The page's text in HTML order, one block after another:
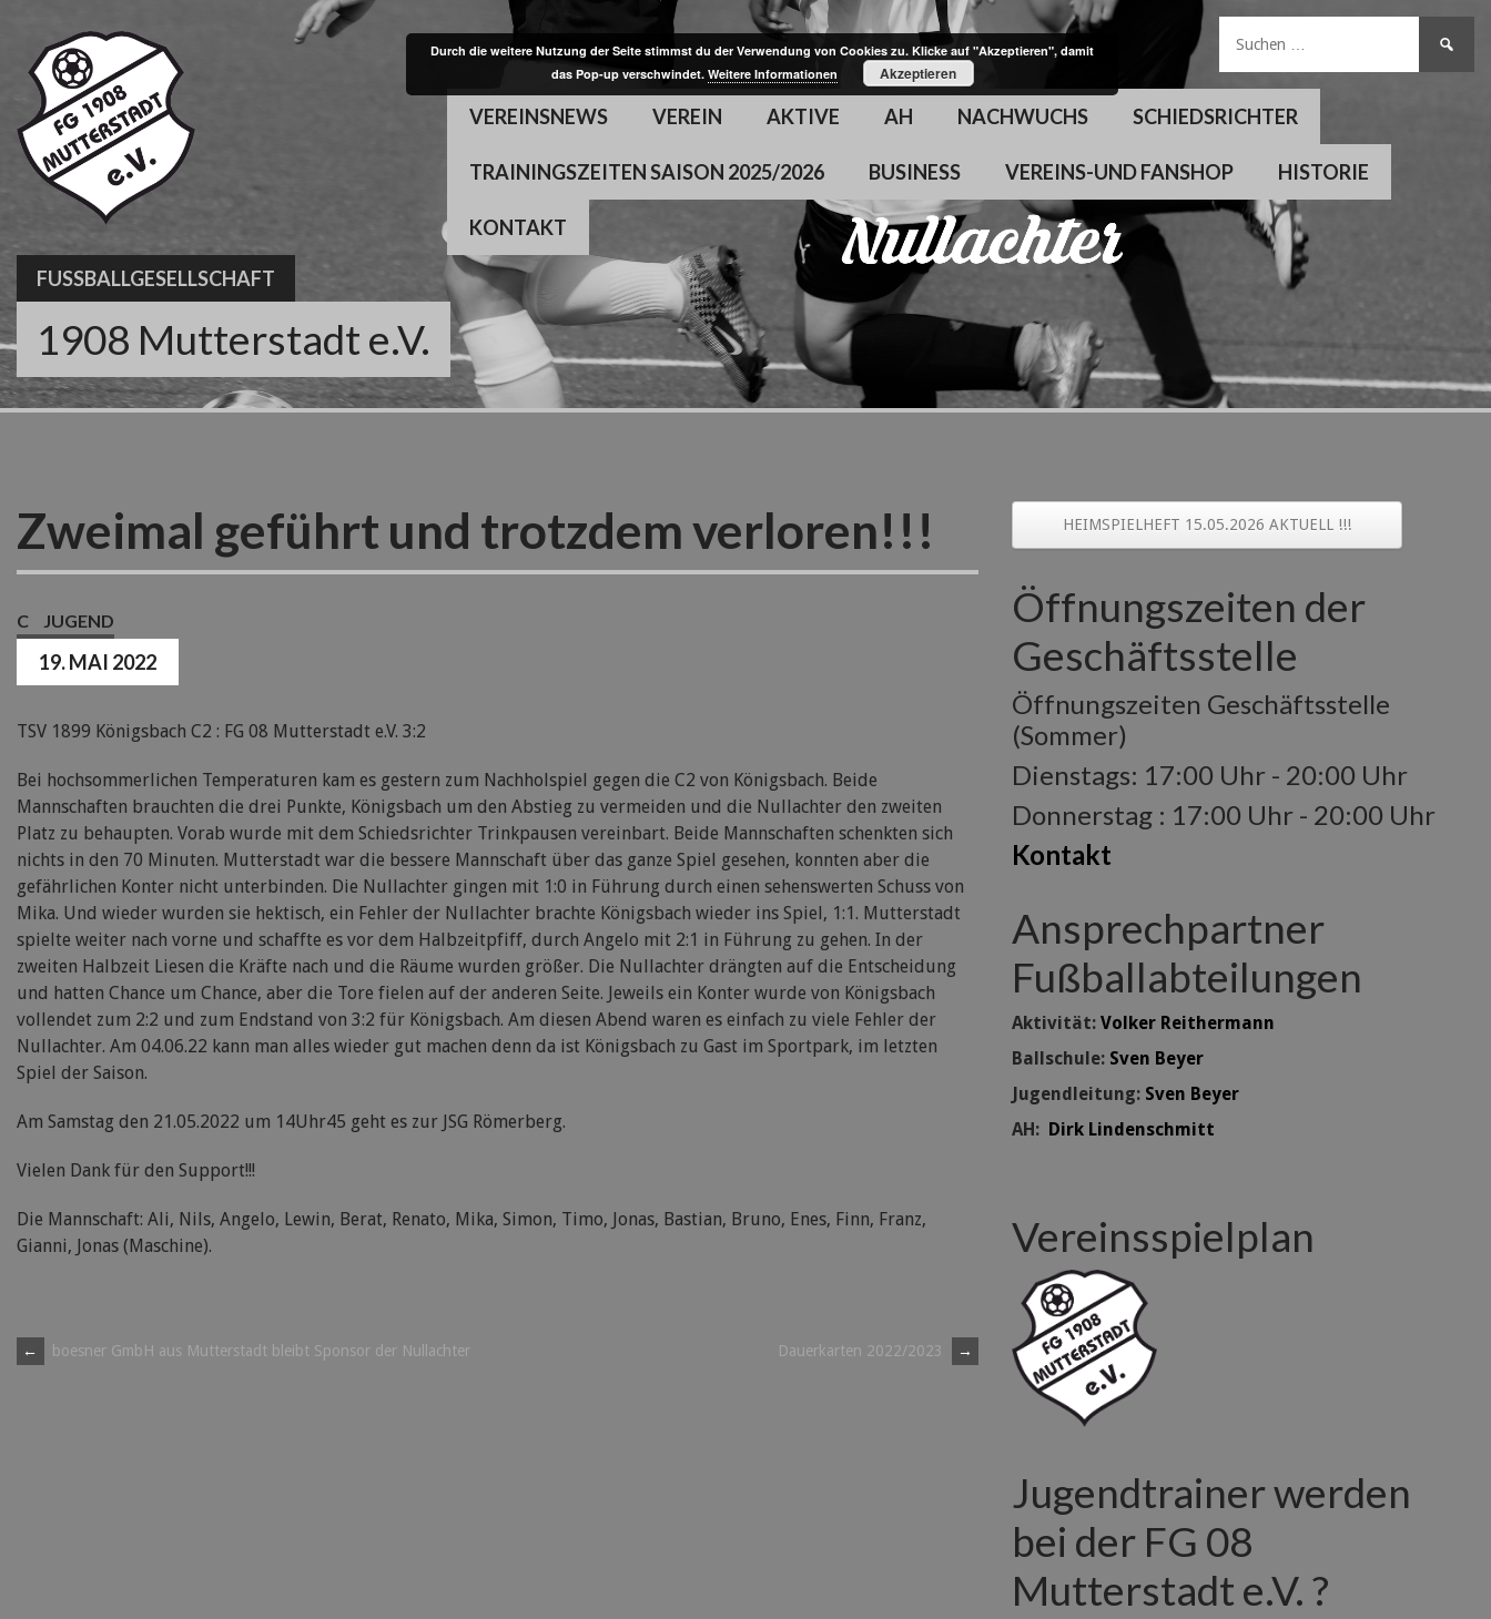
content
VEREINSNEWS VEREIN AKTIVE AH NACHWUCHS SCHIEDSRICHTER
TRAININGSZEITEN SAISON 2025/2026 BUSINESS VEREINS-UND FANSHOP HISTORIE
KONTAKT
nach:
FUSSBALLGESELLSCHAFT
1908 Mutterstadt e.V.
Zweimal geführt und trotzdem verloren!!!
C JUGEND
19. MAI 2022
TSV 1899 Königsbach C2 : FG 08 Mutterstadt e.V. 3:2
Bei hochsommerlichen Temperaturen kam es gestern zum Nachholspiel gegen die C2 von Königsbach. Beide
Mannschaften brauchten die drei Punkte, Königsbach um den Abstieg zu vermeiden und die Nullachter den zweiten
Platz zu behaupten. Vorab wurde mit dem Schiedsrichter Trinkpausen vereinbart. Beide Mannschaften schenkten sich
nichts in den 70 Minuten. Mutterstadt war die bessere Mannschaft über das ganze Spiel gesehen, konnten aber die
gefährlichen Konter nicht unterbinden. Die Nullachter gingen mit 1:0 in Führung durch einen sehenswerten Schuss von
Mika. Und wieder wurden sie hektisch, ein Fehler der Nullachter brachte Königsbach wieder ins Spiel, 1:1. Mutterstadt
spielte weiter nach vorne und schaffte es vor dem Halbzeitpfiff, durch Angelo mit 2:1 in Führung zu gehen. In der
zweiten Halbzeit Liesen die Kräfte nach und die Räume wurden größer. Die Nullachter drängten auf die Entscheidung
und hatten Chance um Chance, aber die Tore fielen auf der anderen Seite. Jeweils ein Konter wurde von Königsbach
vollendet zum 2:2 und zum Endstand von 3:2 für Königsbach. Am diesen Abend waren es einfach zu viele Fehler der
Nullachter. Am 04.06.22 kann man alles wieder gut machen denn da ist Königsbach zu Gast im Sportpark, im letzten
Spiel der Saison.
Am Samstag den 21.05.2022 um 14Uhr45 geht es zur JSG Römerberg.
Vielen Dank für den Support!!!
Die Mannschaft: Ali, Nils, Angelo, Lewin, Berat, Renato, Mika, Simon, Timo, Jonas, Bastian, Bruno, Enes, Finn, Franz,
Gianni, Jonas (Maschine).
Post
← boesner GmbH aus Mutterstadt bleibt Sponsor der Nullachter Dauerkarten 2022/2023 →
HEIMSPIELHEFT 15.05.2026 AKTUELL !!!
Öffnungszeiten der
Geschäftsstelle
Öffnungszeiten Geschäftsstelle
(Sommer)
Dienstags: 17:00 Uhr - 20:00 Uhr
Donnerstag : 17:00 Uhr - 20:00 Uhr
Kontakt
Ansprechpartner
Fußballabteilungen
Aktivität:Volker Reithermann
Ballschule: Sven Beyer
Jugendleitung: Sven Beyer
AH: Dirk Lindenschmitt
Vereinsspielplan
Jugendtrainer werden
bei der FG 08
Mutterstadt e.V. ?
Durch die weitere Nutzung der Seite stimmst du der Verwendung von Cookies zu. Klicke auf "Akzeptieren", damit
das Pop-up verschwindet. Weitere Informationen Akzeptieren